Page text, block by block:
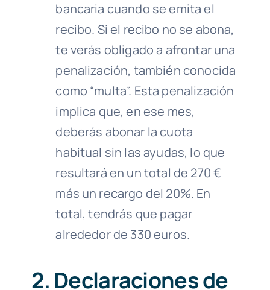
bancaria cuando se emita el
recibo. Si el recibo no se abona,
te verás obligado a afrontar una
penalización, también conocida
como “multa”. Esta penalización
implica que, en ese mes,
deberás abonar la cuota
habitual sin las ayudas, lo que
resultará en un total de 270 €
más un recargo del 20%. En
total, tendrás que pagar
alrededor de 330 euros.
2. Declaraciones de